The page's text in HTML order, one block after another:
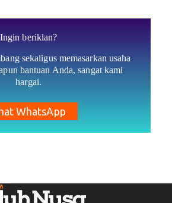
Ingin beriklan?
sekaligus memasarkan usaha
bantuan Anda, sangat kami
hargai.
WhatsApp